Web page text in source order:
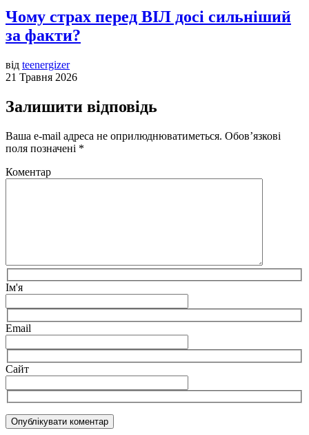
Чому страх перед ВІЛ досі сильніший
за факти?
від teenergizer
21 Травня 2026
Залишити відповідь
Ваша e-mail адреса не оприлюднюватиметься. Обов’язкові
поля позначені *
Коментар
Ім'я
Email
Сайт